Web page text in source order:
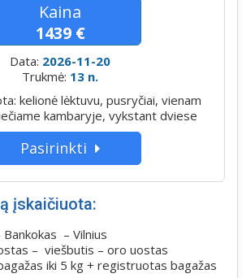
Kaina
1439 €
Data: 2026-11-20
Trukmė: 13 n.
kelionė lėktuvu, pusryčiai, vienam
kambaryje, vykstant dviese
Pasirinkti
įskaičiuota:
Bankokas – Vilnius
– viešbutis – oro uostas
iki 5 kg + registruotas bagažas